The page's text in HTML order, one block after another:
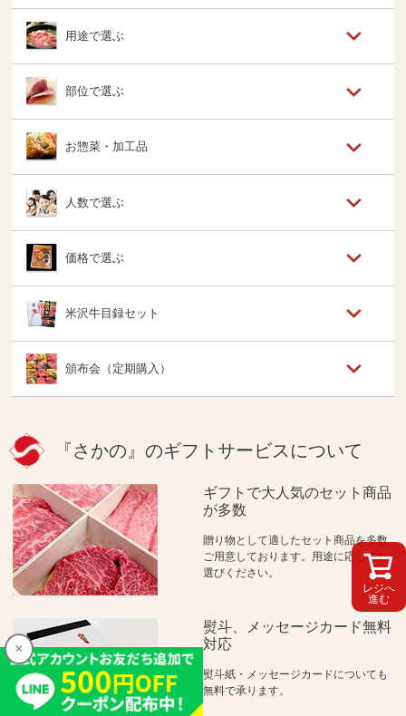
×
レジへ
進む
用途で選ぶ
部位で選ぶ
お惣菜・加工品
人数で選ぶ
価格で選ぶ
米沢牛目録セット
頒布会（定期購入）
『さかの』のギフトサービスについて
ギフトで大人気のセット商品
が多数
贈り物として適したセット商品を多数
ご用意しております。用途に応じてお
選びください。
熨斗、メッセージカード無料
対応
熨斗紙・メッセージカードについても
無料で承ります。